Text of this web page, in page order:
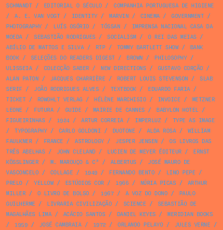
SCHMANDT/ EDITORIAL O SÉCULO/
COMPANHIA PORTUGUESA DE HIGIENE
/
A. E. VAN VOGT/ IDENTITY/ MARVIN / CINEMA/ GOVERNMENT/
PHOTOGRAPHY/ LUÍS OSÓRIO/ TÓSSAN /
IMPRENSA NACIONAL CASA DA
MOEDA/ SEBASTIÃO RODRIGUES / SOCIALISM/ O REI DAS MEIAS /
ABÍLIO DE MATTOS E SILVA/ RTP/ TOMMY BARTLETT SHOW/
BANK
BOOK/ SELEÇÕES DO READERS DIGEST/ BROWN / PHILOSOPHY/
ULISSEIA/ COLECÇÃO SABER/ NEW DIRECTIONS / GUSTAVO CORÇÃO/
ALAN PATON / JACQUES CHARRIÈRE / ROBERT LOUIS STEVENSON /
SLAB
SERIF / JOÃO RODRIGUES ALVES / TEXTBOOK/ EDUARDO FARIA/
TICKET/ ROWOHLT VERLAG / HÉLÈNE MARCHISIO/ INVOICE /
METZNER
LEONE / FUTURA/ GUIDE / MAIRIE DE CANNES / BABYLON HOTEL/
FIGUEIRINHAS / 1924/ ARTUR CORREIA/ IMPERLUZ /
TYPE AS IMAGE
/
TYPOGRAPHY/ CARLO GOLDONI / DUOTONE / ALDA ROSA/
WILLIAM
FAULKNER/ FRANCE / ASTROLOGY/ JESPER JENSEN /
OS LIVROS DAS
TRÊS ABELHAS / JOHN CLELAND/ LUCIEN DE MEYER ÉDITEUR/
ERNST
KÖSSLINGER / M. MAROUÇO & Cª / ALBERTUS /
JOSÉ MAURO DE
VASCONCELO/ COLLAGE / 1949 / FERNANDO BENTO/ LINO PEPE /
PRELO/ YELLOW/ ESTÚDIOS COR/ 1966 / NÚRIA PICAS /
ARTHUR
MILLER/ O LIVRO DE BOLSO/ 1967/ A VOZ DO DONO/
PAULO
GUILHERME / LIVRARIA CIVILIZAÇÃO/ SCIENCE /
SEBASTIÃO DE
MAGALHÃES LIMA/ ACÁCIO SANTOS / DANIEL KEYES /
MERIDIAN BOOKS
/
1959 / JOSÉ CAMBRAIA/ 1972 / ORLANDO PELAYO/ JULES VERNE /